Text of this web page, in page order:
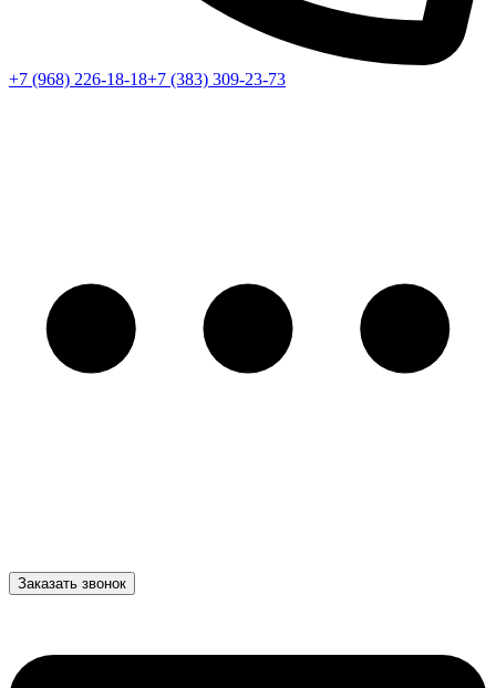
+7 (968) 226-18-18+7 (383) 309-23-73
Заказать звонок